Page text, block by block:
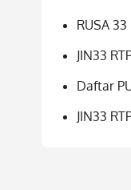
RUSA 33
JIN33
Daftar
JIN33